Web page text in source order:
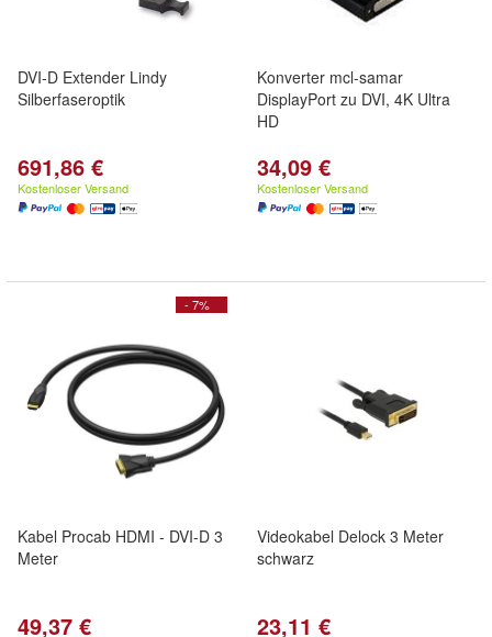
DVI-D Extender Lindy
Silberfaseroptik
691,86 €
Kostenloser Versand
Konverter mcl-samar
DisplayPort zu DVI, 4K Ultra
HD
34,09 €
Kostenloser Versand
- 7%
Kabel Procab HDMI - DVI-D 3
Meter
49,37 €
Videokabel Delock 3 Meter
schwarz
23,11 €